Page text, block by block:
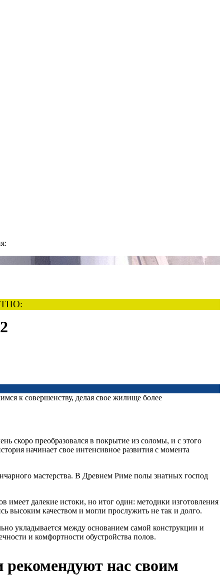
к совершенству, делая свое жилище более
скоро преобразовался в покрытие из соломы, и с этого
начинает свое интенсивное развития с момента
мастерства. В Древнем Риме полы знатных господ
имеет далекие истоки, но итог один: методики изготовления
высоким качеством и могли прослужить не так и долго.
укладывается между основанием самой конструкции и
и комфортности обустройства полов.
нас своим